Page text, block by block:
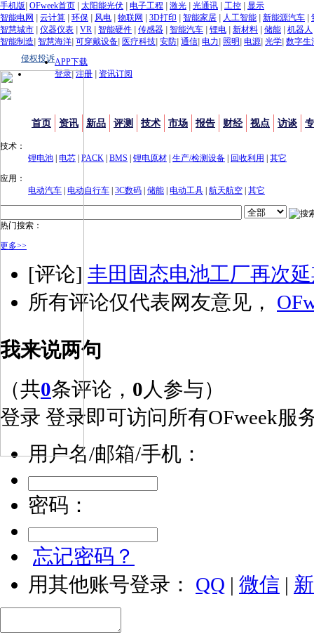
手机版 OFweek首页 太阳能光伏 电子工程 激光 光通讯 工控
显示
智能电网
云计算 环保 风电 物联网 3D打印 智能家居 人工智能 新能源汽车
智慧城市
仪器仪表 VR 智能硬件 传感器 智能汽车 锂电 新材料 储能
机器人
智能制造 智慧海洋 可穿戴设备 医疗科技 安防 通信 电力 照明 电源 光学 数字生
侵权投诉APP下载
登录| 注册 资讯订阅
首页 资讯 新品 评测 技术 市场 报告 财经 视点 访谈
技术：
锂电池 电芯 PACK BMS 锂电原材 生产/检测设备 回收利用 其它
应用：
电动汽车 电动自行车 3C数码 储能 电动工具 航天航空 其它
热门搜索：
更多>>
[评论] 丰田固态电池工厂再次
所有评论仅代表网友意见，
我来说两句
（共0条评论， 0 人参与）
登录 登录即可访问所有OFweek服
用户名/邮箱/手机：
密码：
忘记密码？
用其他账号登录： QQ | 微信 |